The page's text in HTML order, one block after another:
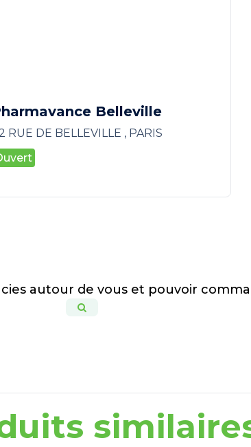
Belleville
RUE DE BELLEVILLE , PARIS
autour de vous et pouvoir